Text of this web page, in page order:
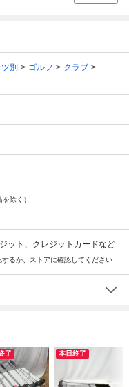
別 ゴルフ
クラブ
を除く）
ット、クレジットカードなど
るか、ストアに確認してください
了 本日終了